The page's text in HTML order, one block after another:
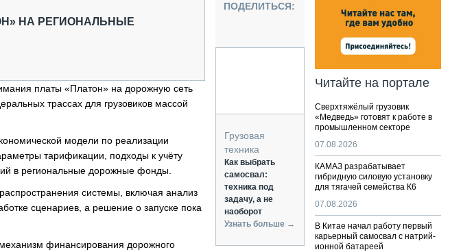
ПАССАЖИРСКИЙ ТРАНСПОРТ
ЛОГИСТИКА И СКЛАД
АВТОМАТИЗАЦИЯ И ТЕХНОЛОГИИ
НА РЕГИОНАЛЬНЫЕ
платы «Платон» на дорожную сеть
трассах для грузовиков массой
модели по реализации
тарификации, подходы к учёту
в региональные дорожные фонды.
системы, включая анализ
сценариев, а решение о запуске пока
финансирования дорожного
ПОДЕЛИТЬСЯ:
Грузовая
техника
Как выбрать
самосвал:
техника под
задачу, а не
наоборот
Узнать больше →
Читайте на портале
Сверхтяжёлый грузовик
«Медведь» готовят к работе в
промышленном секторе
07.08.2026
КАМАЗ разрабатывает
гибридную силовую установку
для тягачей семейства К6
07.08.2026
В Китае начал работу первый
карьерный самосвал с натрий-
ионной батареей